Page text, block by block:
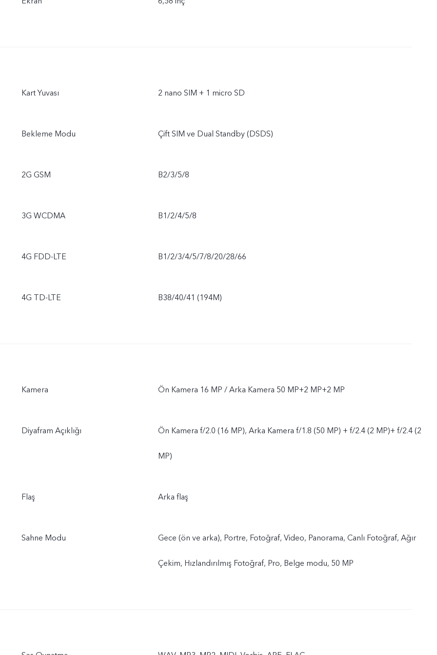
Kart Yuvası 2 nano SIM + 1 micro SD
Bekleme Modu Çift SIM ve Dual Standby (DSDS)
2G GSM B2/3/5/8
3G WCDMA B1/2/4/5/8
4G FDD-LTE B1/2/3/4/5/7/8/20/28/66
4G TD-LTE B38/40/41 (194M)
Kamera Ön Kamera 16 MP / Arka Kamera 50 MP+2 MP+2 MP
Diyafram Açıklığı Ön Kamera f/2.0 (16 MP), Arka Kamera f/1.8 (50 MP) + f/2.4 (2 MP)+ f/2.4 (2
MP)
Flaş Arka flaş
Sahne Modu Gece (ön ve arka), Portre, Fotoğraf, Video, Panorama, Canlı Fotoğraf, Ağır
Çekim, Hızlandırılmış Fotoğraf, Pro, Belge modu, 50 MP